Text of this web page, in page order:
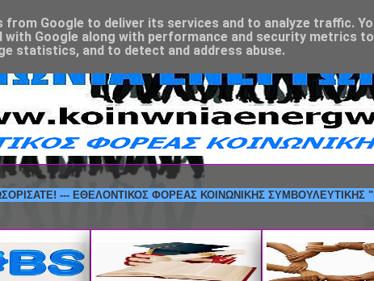
--- ΕΘΕΛΟΝΤΙΚΟΣ ΦΟΡΕΑΣ ΚΟΙΝΩΝΙΚΗΣ ΣΥΜΒΟΥΛΕΥΤΙΚΗΣ
from Google to deliver its services and to analyze traffic.
with Google along with performance and security metrics
statistics, and to detect and address abuse.